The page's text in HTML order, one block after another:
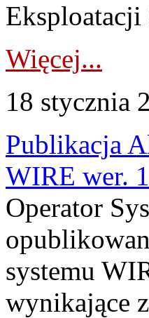
Eksploatacji
Więcej...
18 stycznia
Publikacja
WIRE wer.
Operator
systemu
wynikające